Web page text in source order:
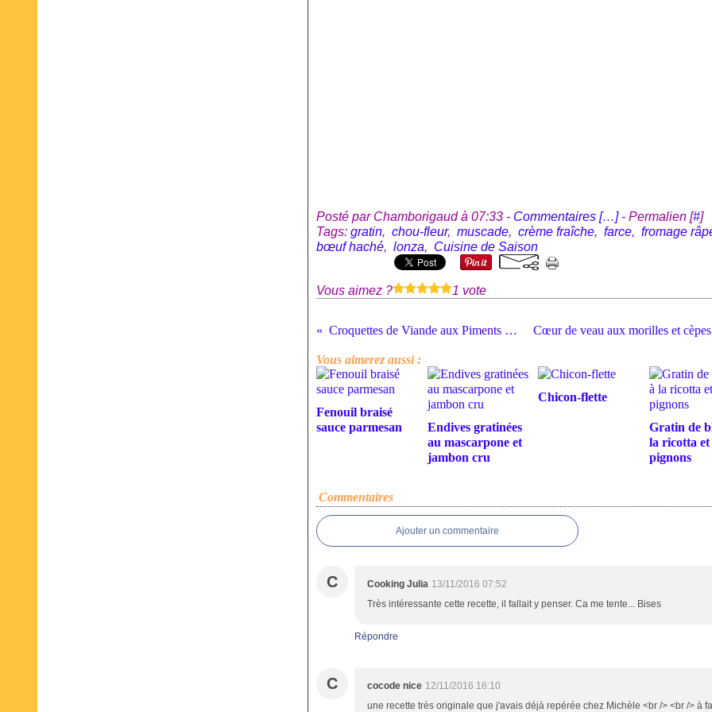
Posté par Chamborigaud à 07:33 - Commentaires […]- Permalien [#]
Tags: gratin, chou-fleur, muscade, crème fraîche, farce, fromage
bœuf haché, lonza, Cuisine de Saison
Vous aimez ? 1 vote
Croquettes de Viande aux Piments et Champignons
Vous aimerez aussi :
Fenouil braisé
sauce parmesan
Endives gratinées
au mascarpone et
jambon cru
Chicon-flette
Gratin de
la ricotta et
pignons
Commentaires
Ajouter un commentaire
C Cooking Julia 13/11/2016 07:52
Très intéressante cette recette, il fallait y penser. Ca me tente... Bises
Répondre
C cocode nice 12/11/2016 16:10
une recette très originale que j'avais déjà repérée chez Michèle <br /> <br /> à